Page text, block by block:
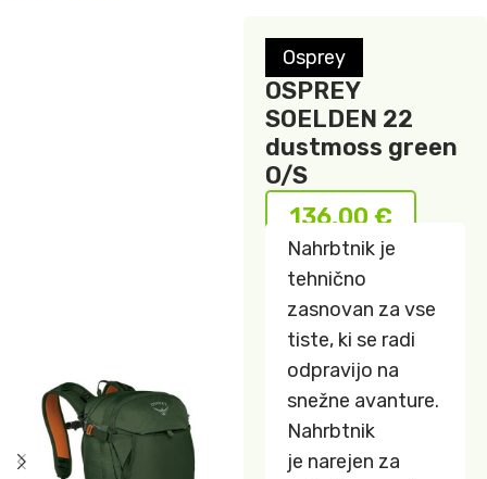
Osprey
OSPREY
SOELDEN 22
dustmoss green
O/S
136,00 €
Nahrbtnik je
tehnično
zasnovan za vse
tiste, ki se radi
odpravijo na
snežne avanture.
Nahrbtnik
je narejen za